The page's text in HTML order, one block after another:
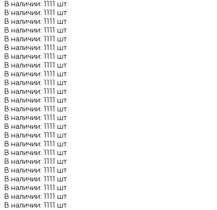
В наличии: 1111 шт
В наличии: 1111 шт
В наличии: 1111 шт
В наличии: 1111 шт
В наличии: 1111 шт
В наличии: 1111 шт
В наличии: 1111 шт
В наличии: 1111 шт
В наличии: 1111 шт
В наличии: 1111 шт
В наличии: 1111 шт
В наличии: 1111 шт
В наличии: 1111 шт
В наличии: 1111 шт
В наличии: 1111 шт
В наличии: 1111 шт
В наличии: 1111 шт
В наличии: 1111 шт
В наличии: 1111 шт
В наличии: 1111 шт
В наличии: 1111 шт
В наличии: 1111 шт
В наличии: 1111 шт
В наличии: 1111 шт